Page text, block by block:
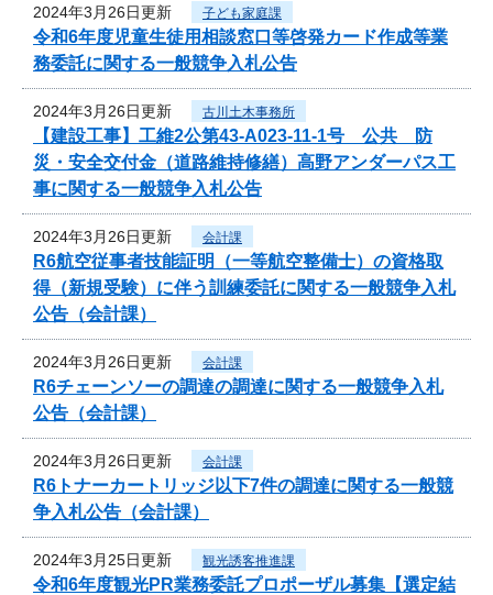
2024年3月26日更新 子ども家庭課
令和6年度児童生徒用相談窓口等啓発カード作成等業
務委託に関する一般競争入札公告
2024年3月26日更新 古川土木事務所
【建設工事】工維2公第43-A023-11-1号 公共 防
災・安全交付金（道路維持修繕）高野アンダーパス工
事に関する一般競争入札公告
2024年3月26日更新 会計課
R6航空従事者技能証明（一等航空整備士）の資格取
得（新規受験）に伴う訓練委託に関する一般競争入札
公告（会計課）
2024年3月26日更新 会計課
R6チェーンソーの調達の調達に関する一般競争入札
公告（会計課）
2024年3月26日更新 会計課
R6トナーカートリッジ以下7件の調達に関する一般競
争入札公告（会計課）
2024年3月25日更新 観光誘客推進課
令和6年度観光PR業務委託プロポーザル募集【選定結